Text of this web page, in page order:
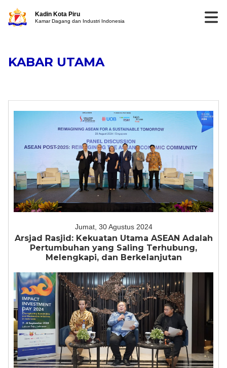
Kadin Kota Piru
Kamar Dagang dan Industri Indonesia
KABAR UTAMA
Jumat, 30 Agustus 2024
Arsjad Rasjid: Kekuatan Utama ASEAN Adalah
Pertumbuhan yang Saling Terhubung,
Melengkapi, dan Berkelanjutan